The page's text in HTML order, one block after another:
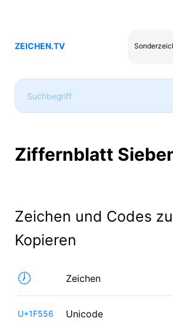
ZEICHEN.TV
Ziffernblatt
Zeichen und Codes
Kopieren
🕖 Zeichen
U+1F556 Unicode